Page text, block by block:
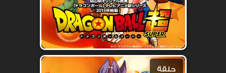
حلقة